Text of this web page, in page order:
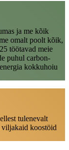
ja me kõik
omalt poolt kõik,
töötavad meie
puhul carbon-
kokkuhoiu
tulenevalt
koostöid